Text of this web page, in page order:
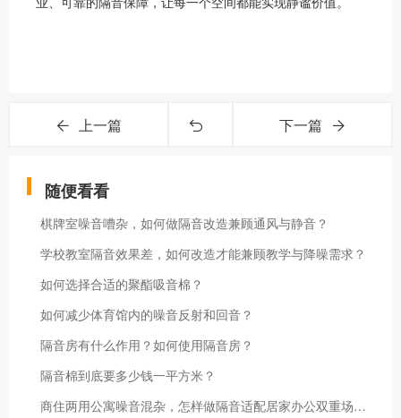
上一篇 下一篇
随便看看
棋牌室噪音嘈杂，如何做隔音改造兼顾通风与静音？
学校教室隔音效果差，如何改造才能兼顾教学与降噪需求？
​如何选择合适的聚酯吸音棉？
如何减少体育馆内的噪音反射和回音？
隔音房有什么作用？如何使用隔音房？
隔音棉到底要多少钱一平方米？
商住两用公寓噪音混杂，怎样做隔音适配居家办公双重场景？